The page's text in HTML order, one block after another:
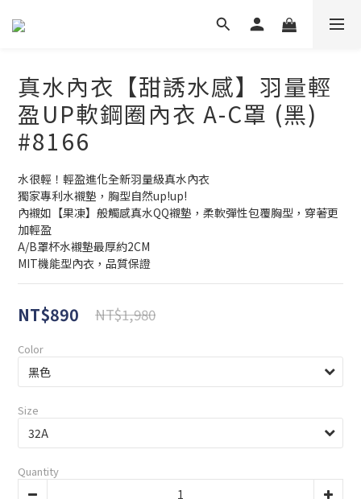
真水內衣【甜誘水感】羽量輕
盈UP軟鋼圈內衣 A-C罩 (黑)
#8166
水很輕！輕盈進化全新羽量級真水內衣
獨家專利水襯墊，胸型自然up!up!
內襯如【果凍】般觸感真水QQ襯墊，柔軟彈性包覆胸型，穿著更
加輕盈
A/B罩杯水襯墊最厚約2CM
MIT機能型內衣，品質保證
NT$890 NT$1,980
Color
Size
Quantity